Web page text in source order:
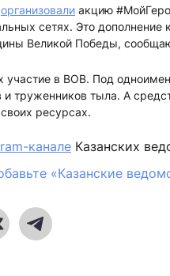
организовали акцию
сетях. Это дополнение
Великой Победы,
участие в ВОВ. Под
труженников тыла. А
ресурсах.
канале Казанских
«Казанские